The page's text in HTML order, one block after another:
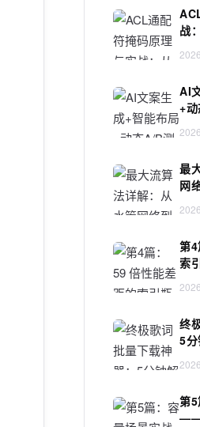
战
AI
+
设
最
网
第
索
终
5分
第
——